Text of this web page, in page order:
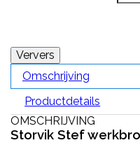
Omschrijving
Productdetails
OMSCHRIJVING
Storvik Stef